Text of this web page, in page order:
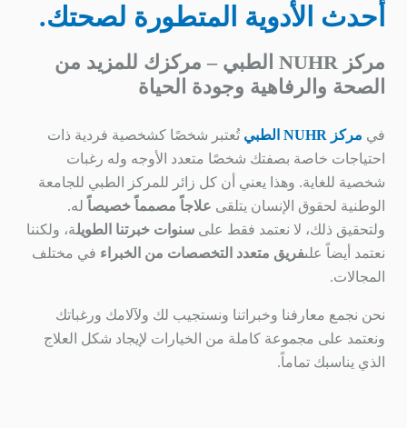
أحدث الأدوية المتطورة لصحتك.
مركز NUHR الطبي – مركزك للمزيد من
الصحة والرفاهية وجودة الحياة
في مركز NUHR الطبي
تُعتبر شخصًا كشخصية فردية ذات
احتياجات خاصة بصفتك شخصًا متعدد الأوجه وله رغبات
شخصية للغاية. وهذا يعني أن كل زائر للمركز الطبي للجامعة
الوطنية لحقوق الإنسان يتلقى علاجاً مصمماً خصيصاً له.
ولتحقيق ذلك، لا نعتمد فقط على سنوات خبرتنا الطويلة، ولكننا
نعتمد أيضاً علىفريق متعدد التخصصات من الخبراء في مختلف
المجالات.
نحن نجمع معارفنا وخبراتنا ونستجيب لك ولآلامك ورغباتك
ونعتمد على مجموعة كاملة من الخيارات لإيجاد شكل العلاج
الذي يناسبك تماماً.